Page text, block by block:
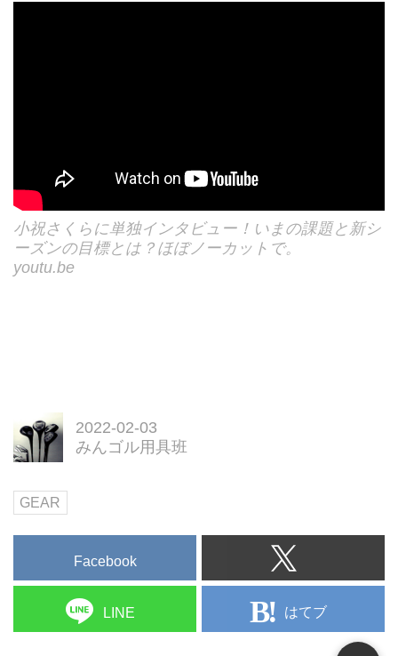
小祝さくらに単独インタビュー！いまの課題と新シ
ーズンの目標とは？ほぼノーカットで。
youtu.be
2022-02-03
みんゴル用具班
GEAR
Facebook
LINE はてブ